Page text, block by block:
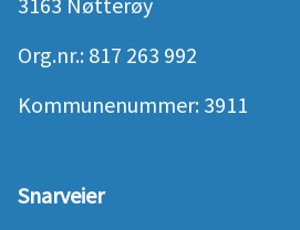
Org.nr.: 817 263 992
Kommunenummer: 3911
Snarveier